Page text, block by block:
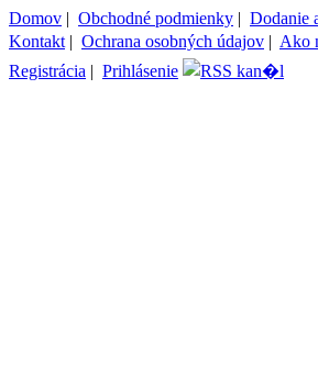
Domov | Obchodné podmienky | Dodanie
Kontakt | Ochrana osobných údajov | Ako
Registrácia | Prihlásenie